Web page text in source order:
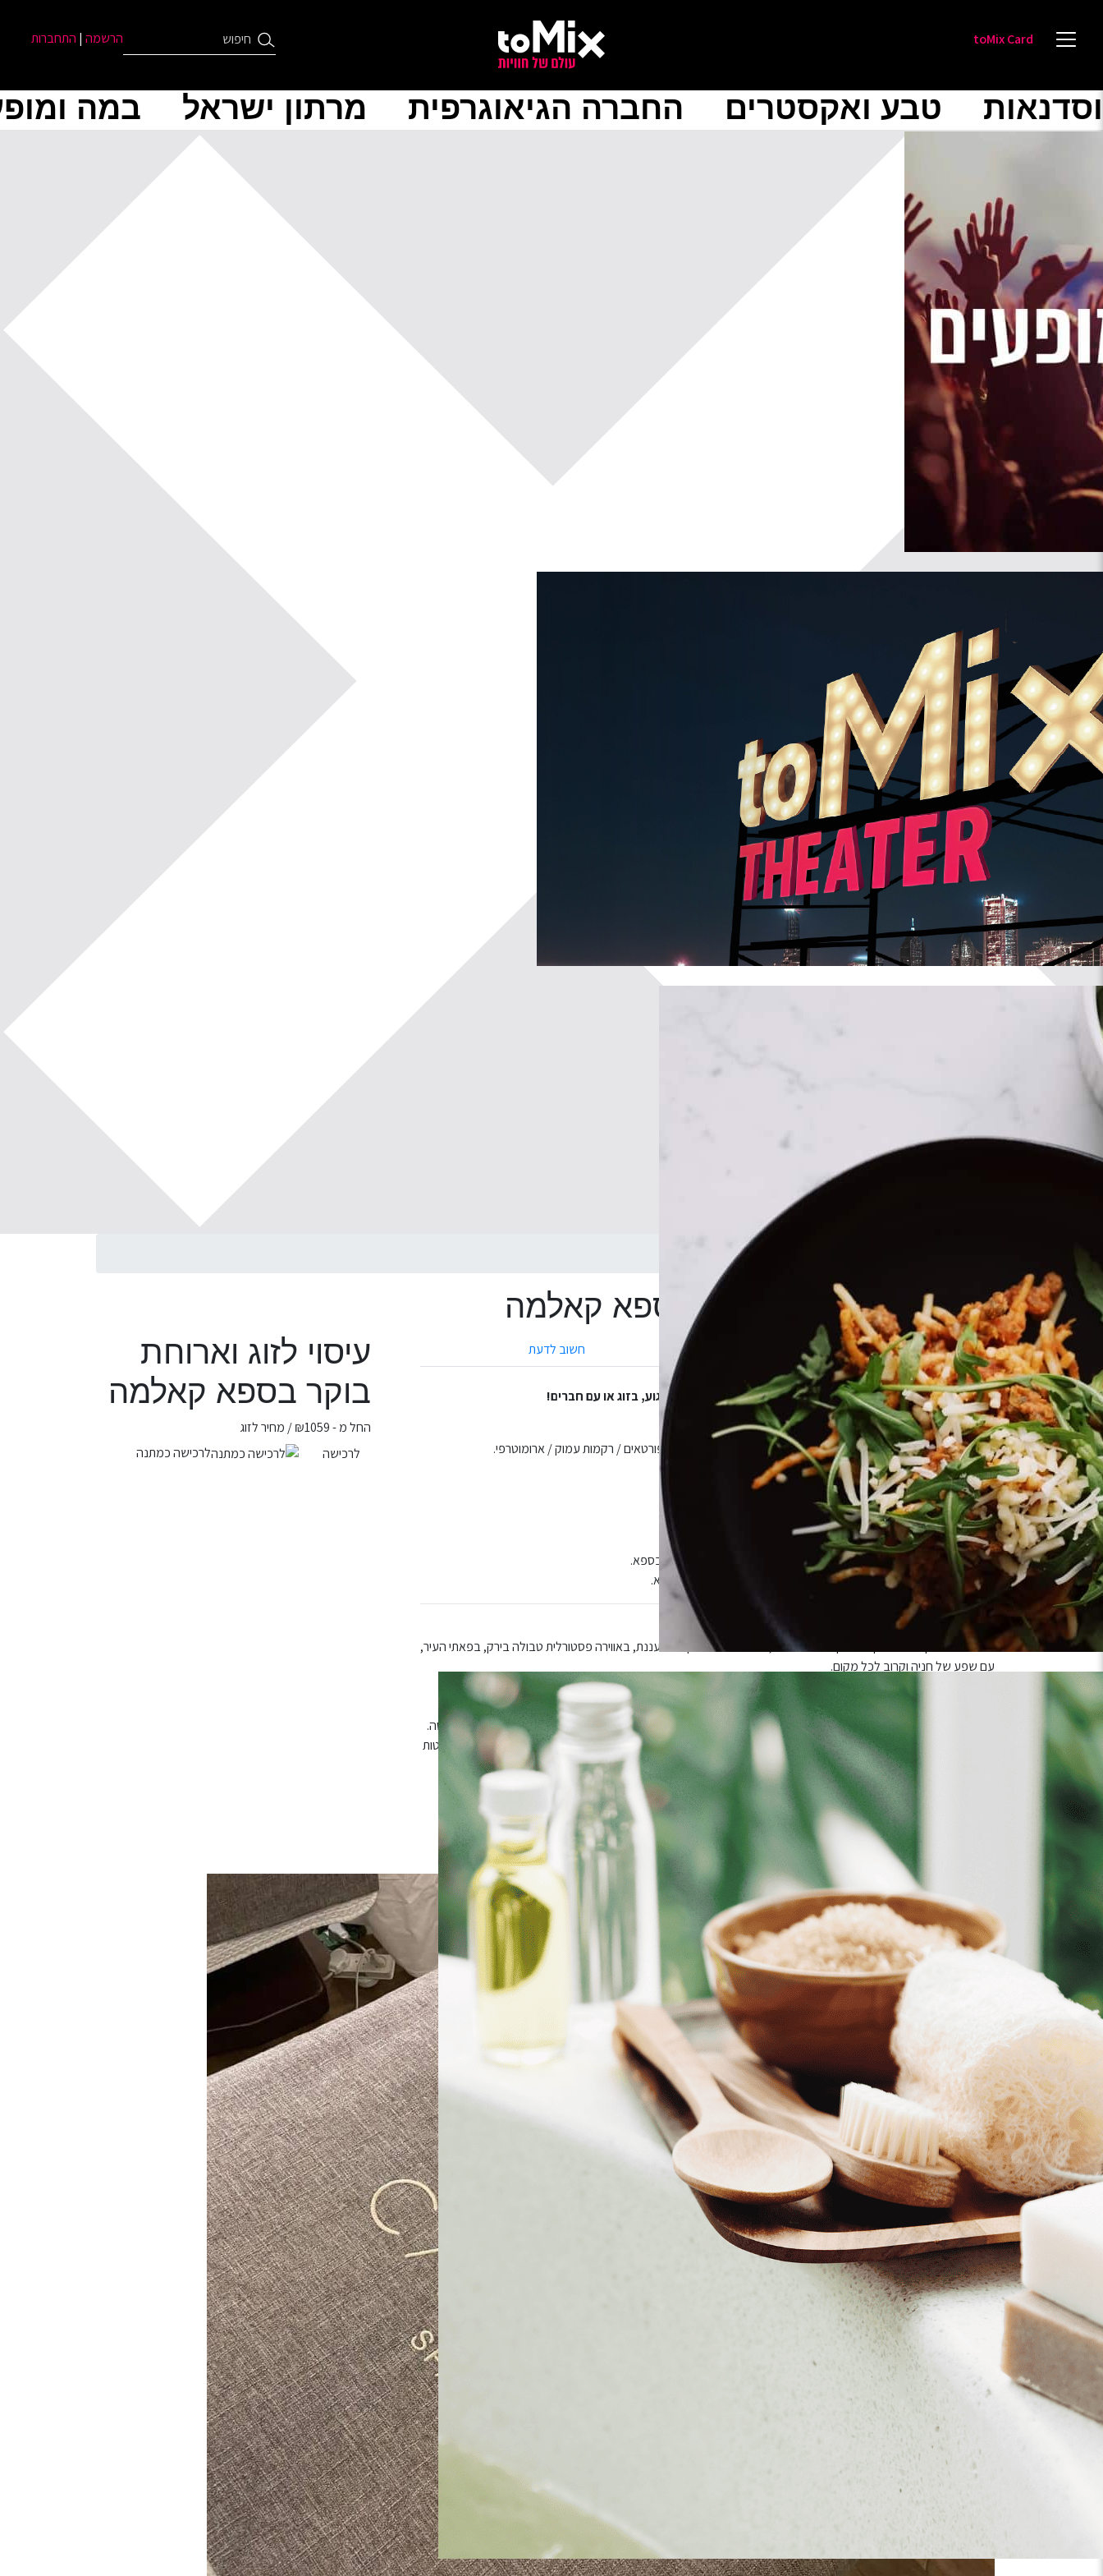
toMix Card הרשמה | התחברות
טבע ואקסטרים החברה הגיאוגרפית מרתון ישראל במה
עיסוי לזוג וארוחת בוקר בספא קאלמה
עיסוי לזוג וארוחת בוקר בספא קאלמה
מה במיקס
חשוב לדעת
מלון כפר המכביה פרץ ברנשטיין 7, ר"ג
בואו להשתחרר מלחצים ומתחים וליהנות מחוויה של התחדשות ומרגוע, בזוג או עם חברים!
החוויה הזוגית כוללת:
עיסוי מרגיע לזוג באורך 50 דקות – עיסוי שבדי משולב / אבנים חמות / ספורטאים / רקמות עמוק / ארומוטרפי.
חלוק, מגבת וכפכפים לשימוש בספא.
שימוש חופשי במתקני הספא – סאונה יבשה, ג’קוזי ענק.
פינות הרגעות והתרעננות עם חליטות תה וכיבוד קל.
ארוחת בוקר /בראנץ’ לזוג
אורחי הספא מקבלים עם הגעתם לוקר בו חלוק מגבת וכפכפים לשימוש בספא.
בימי שישי תחול תוספת של 50 ש”ח לאדם בהזמנת הטיפול אל מול הספא.
על ספא קאלמה:
מתחם ספא יוקרתי הממוקם במלון כפר המכביה, מציע חוויה מפנקת ומרעננת, באווירה פסטורלית טבולה בירק, בפאתי העיר,
עם שפע של חניה וקרוב לכל מקום.
הספא מעוצב ומשרה אווירה חמימה ואינטימית במקביל להיותו רחב ידיים, וכולל לאונג’ מפואר ומרווח ומתקנים ואביזרים
ברמה הגבוהה ביותר.
אתם מוזמנים ליהנות ממגוון רחב של טיפולים מרגיעים לגוף ולנפש המתבצעים על ידי צוות מטפלים ומעסים מקצועי ומנוסה.
השהייה במתחם הספא כוללת שימוש חופשי במתקניו: סאונה יבשה ג’קוזי ענק ופינות הרגעות והתרעננות מפנקת עם חליטות
ארוחת בוקר המוגשת בלובי המלון בין השעות 10:00-17:00
*עד גמר המלאי או עד תום מועד ההטבה.
עיסוי לזוג וארוחת
בוקר בספא קאלמה
החל מ - ₪1059
/ מחיר לזוג
לרכישה
לרכישה כמתנה